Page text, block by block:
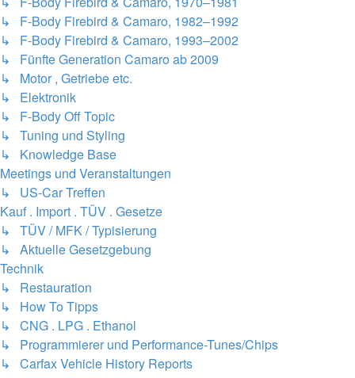
↳ F-Body Firebird & Camaro, 1970–1981
↳ F-Body Firebird & Camaro, 1982–1992
↳ F-Body Firebird & Camaro, 1993–2002
↳ Fünfte Generation Camaro ab 2009
↳ Motor , Getriebe etc.
↳ Elektronik
↳ F-Body Off Topic
↳ Tuning und Styling
↳ Knowledge Base
Meetings und Veranstaltungen
↳ US-Car Treffen
Kauf . Import . TÜV . Gesetze
↳ TÜV / MFK / Typisierung
↳ Aktuelle Gesetzgebung
Technik
↳ Restauration
↳ How To Tipps
↳ CNG . LPG . Ethanol
↳ Programmierer und Performance-Tunes/Chips